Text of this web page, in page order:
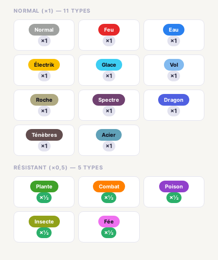
NORMAL (×1) — 11 TYPES
Normal
×1
Feu
×1
Eau
×1
Électrik
×1
Glace
×1
Vol
×1
Roche
×1
Spectre
×1
Dragon
×1
Ténèbres
×1
Acier
×1
RÉSISTANT (×0,5) — 5 TYPES
Plante
×½
Combat
×½
Poison
×½
Insecte
×½
Fée
×½